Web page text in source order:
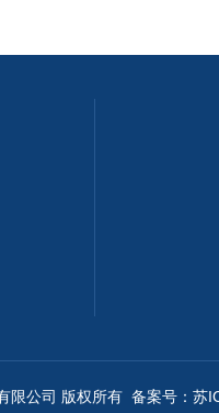
限公司 版权所有 备案号：苏